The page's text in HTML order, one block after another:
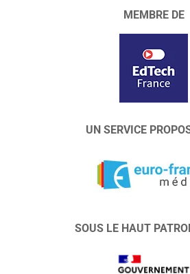
MEMBRE DE
UN SERVICE
SOUS LE HAUT